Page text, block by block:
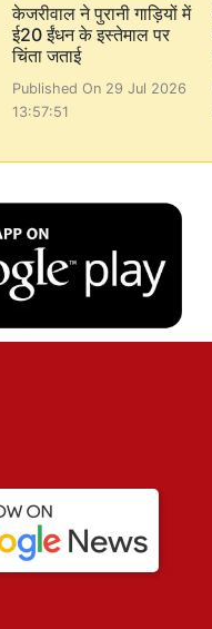
केजरीवाल ने पुरानी गाड़ियों में
ई20 ईंधन के इस्तेमाल पर
चिंता जताई
Published On 29 Jul 2026
13:57:51